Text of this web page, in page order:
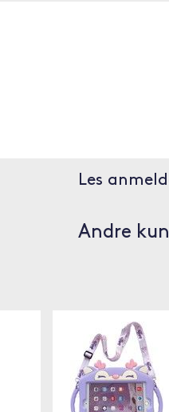
Les
Andre